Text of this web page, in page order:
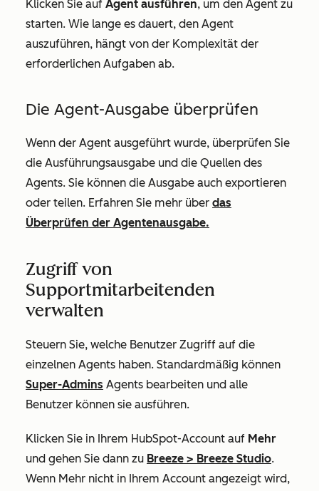
Klicken Sie auf Agent ausführen, um den Agent zu
starten. Wie lange es dauert, den Agent
auszuführen, hängt von der Komplexität der
erforderlichen Aufgaben ab.
Die Agent-Ausgabe überprüfen
Wenn der Agent ausgeführt wurde, überprüfen Sie
die Ausführungsausgabe und die Quellen des
Agents. Sie können die Ausgabe auch exportieren
oder teilen. Erfahren Sie mehr über das
Überprüfen der Agentenausgabe.
Zugriff von
Supportmitarbeitenden
verwalten
Steuern Sie, welche Benutzer Zugriff auf die
einzelnen Agents haben. Standardmäßig können
Super-Admins Agents bearbeiten und alle
Benutzer können sie ausführen.
Klicken Sie in Ihrem HubSpot-Account auf Mehr
und gehen Sie dann zu Breeze > Breeze Studio.
Wenn Mehr nicht in Ihrem Account angezeigt wird,